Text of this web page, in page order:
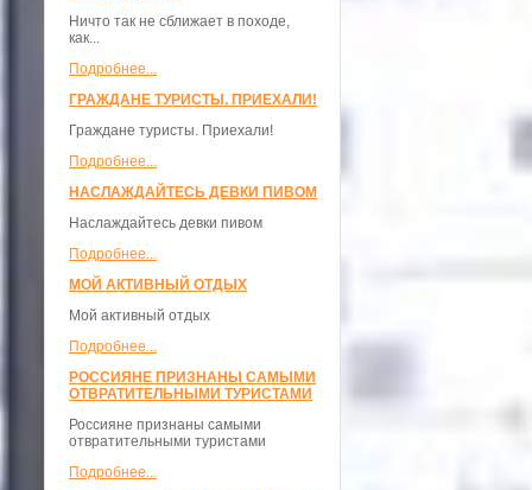
Ничто так не сближает в походе,
как...
Подробнее...
ГРАЖДАНЕ ТУРИСТЫ. ПРИЕХАЛИ!
Граждане туристы. Приехали!
Подробнее...
НАСЛАЖДАЙТЕСЬ ДЕВКИ ПИВОМ
Наслаждайтесь девки пивом
Подробнее...
МОЙ АКТИВНЫЙ ОТДЫХ
Мой активный отдых
Подробнее...
РОССИЯНЕ ПРИЗНАНЫ САМЫМИ
ОТВРАТИТЕЛЬНЫМИ ТУРИСТАМИ
Россияне признаны самыми
отвратительными туристами
Подробнее...